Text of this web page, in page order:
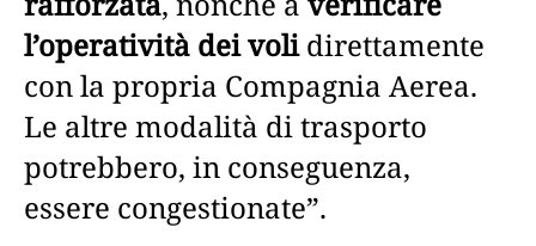
l’operatività dei volidirettamente
con la propria Compagnia Aerea.
Le altre modalità di trasporto
potrebbero, in conseguenza,
essere congestionate”.